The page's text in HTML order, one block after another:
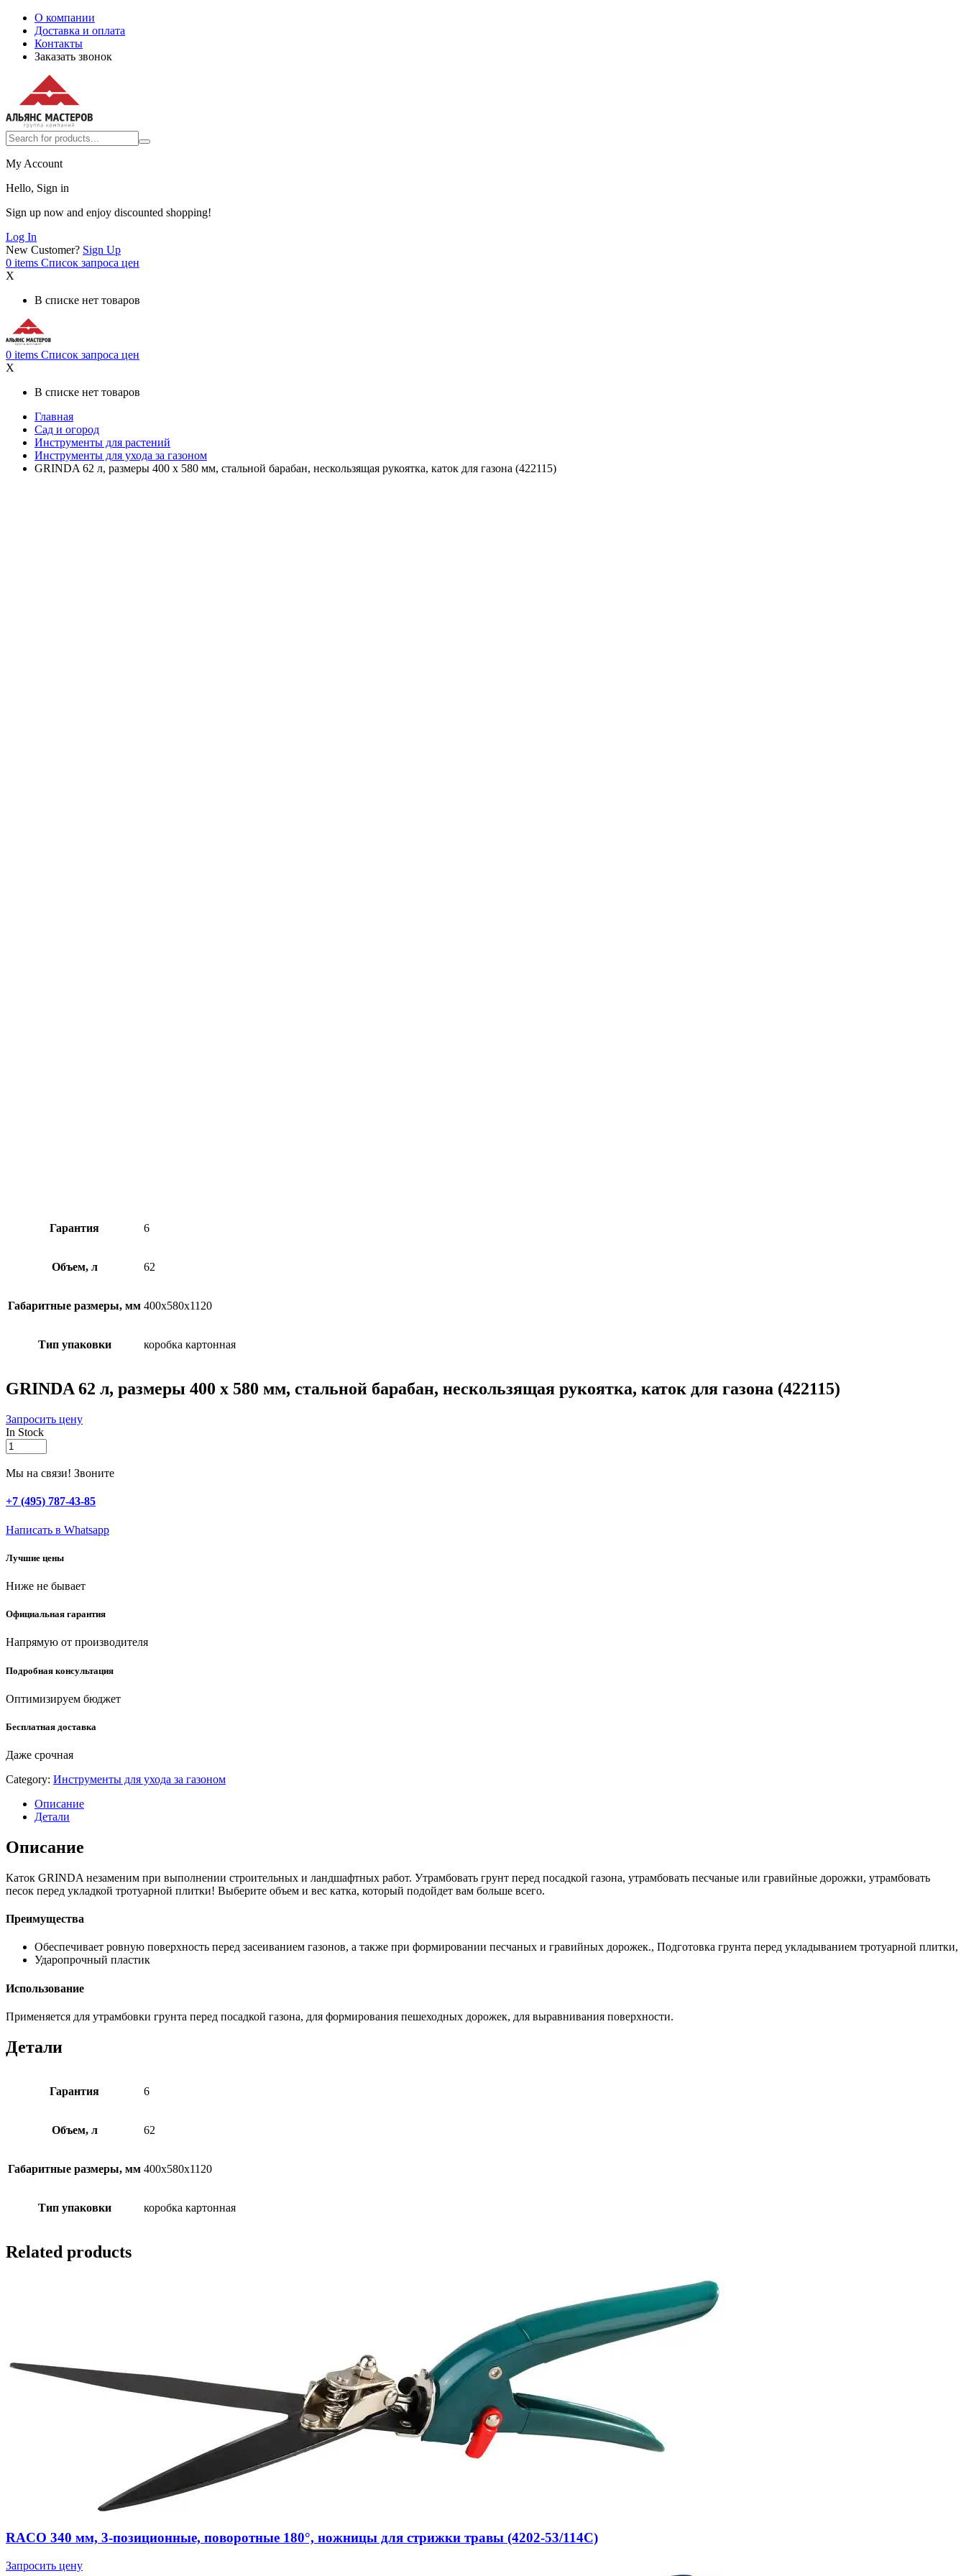
О компании
Доставка и оплата
Контакты
Заказать звонок
My Account
Hello, Sign in
Sign up now and enjoy discounted shopping!
Log In
New Customer? Sign Up
0 items Список запроса цен
X
В списке нет товаров
0 items Список запроса цен
X
В списке нет товаров
Главная
Сад и огород
Инструменты для растений
Инструменты для ухода за газоном
GRINDA 62 л, размеры 400 х 580 мм, стальной барабан, нескользящая рукоятка, каток для газона (422115)
Гарантия 6
Объем, л 62
Габаритные размеры, мм 400х580х1120
Тип упаковки коробка картонная
GRINDA 62 л, размеры 400 х 580 мм, стальной барабан, нескользящая рукоятка, каток для газона (422115)
Запросить цену
In Stock
GRINDA
62
л,
400
х
мм,
барабан,
рукоятка,
для
(422115)
quantity
Мы на связи! Звоните
+7 (495) 787-43-85
Написать в Whatsapp
Лучшие цены
Ниже не бывает
Официальная гарантия
Напрямую от производителя
Подробная консультация
Оптимизируем бюджет
Бесплатная доставка
Даже срочная
Category: Инструменты для ухода за газоном
Описание
Детали
Описание
Каток GRINDA незаменим при выполнении строительных и ландшафтных работ. Утрамбовать грунт перед посадкой газона, утрамбовать песчаные или гравийные дорожки, утрамбовать
песок перед укладкой тротуарной плитки! Выберите объем и вес катка, который подойдет вам больше всего.
Преимущества
Обеспечивает ровную поверхность перед засеиванием газонов, а также при формировании песчаных и гравийных дорожек., Подготовка грунта перед укладыванием тротуарной плитки,
Ударопрочный пластик
Использование
Применяется для утрамбовки грунта перед посадкой газона, для формирования пешеходных дорожек, для выравнивания поверхности.
Детали
Гарантия 6
Объем, л 62
Габаритные размеры, мм 400х580х1120
Тип упаковки коробка картонная
Related products
RACO 340 мм, 3-позиционные, поворотные 180°, ножницы для стрижки травы (4202-53/114C)
Запросить цену